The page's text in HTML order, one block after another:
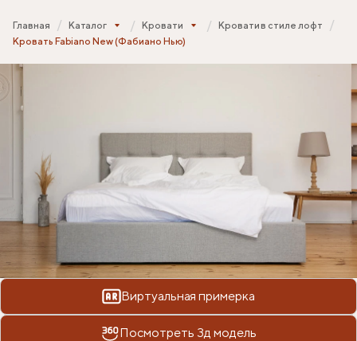
Главная Каталог Кровати
Кровати в стиле лофт
Кровать Fabiano New (Фабиано Нью)
Виртуальная примерка
Посмотреть 3д модель